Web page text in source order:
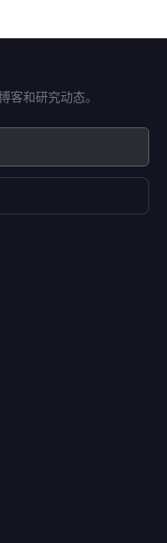
客和研究动态。